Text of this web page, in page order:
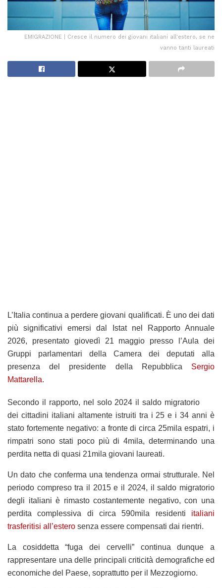
EMIGRAZIONE | Cresce il numero dei giovani italiani all'estero, se ne
vanno tanti laureati
L’Italia continua a perdere giovani qualificati. È uno dei dati
più significativi emersi dal Istat nel Rapporto Annuale
2026, presentato giovedì 21 maggio presso l’Aula dei
Gruppi parlamentari della Camera dei deputati alla
presenza del presidente della Repubblica Sergio
Mattarella.
Secondo il rapporto, nel solo 2024 il saldo migratorio
dei cittadini italiani altamente istruiti tra i 25 e i 34 anni è
stato fortemente negativo: a fronte di circa 25mila espatri, i
rimpatri sono stati poco più di 4mila, determinando una
perdita netta di quasi 21mila giovani laureati.
Un dato che conferma una tendenza ormai strutturale. Nel
periodo compreso tra il 2015 e il 2024, il saldo migratorio
degli italiani è rimasto costantemente negativo, con una
perdita complessiva di circa 590mila residenti italiani
trasferitisi all’estero senza essere compensati dai rientri.
La cosiddetta “fuga dei cervelli” continua dunque a
rappresentare una delle principali criticità demografiche ed
economiche del Paese, soprattutto per il Mezzogiorno.